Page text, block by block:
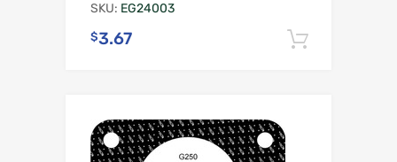
SKU: EG24003
$3.67